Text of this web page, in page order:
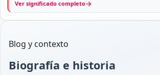
Ver significado completo→
Blog y contexto
Biografía e historia